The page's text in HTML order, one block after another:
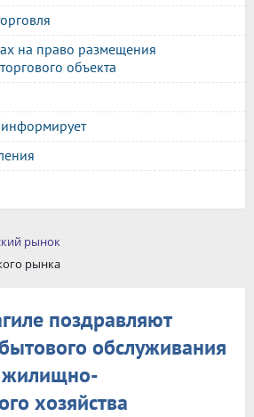
на право размещения
объекта
рынок
рынка
поздравляют
обслуживания
жилищно-
хозяйства